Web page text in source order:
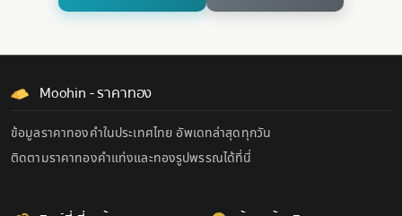
Moohin - ราคาทอง
ข้อมูลราคาทองคำในประเทศไทย อัพเดทล่าสุดทุกวัน
ติดตามราคาทองคำแท่งและทองรูปพรรณได้ที่นี่